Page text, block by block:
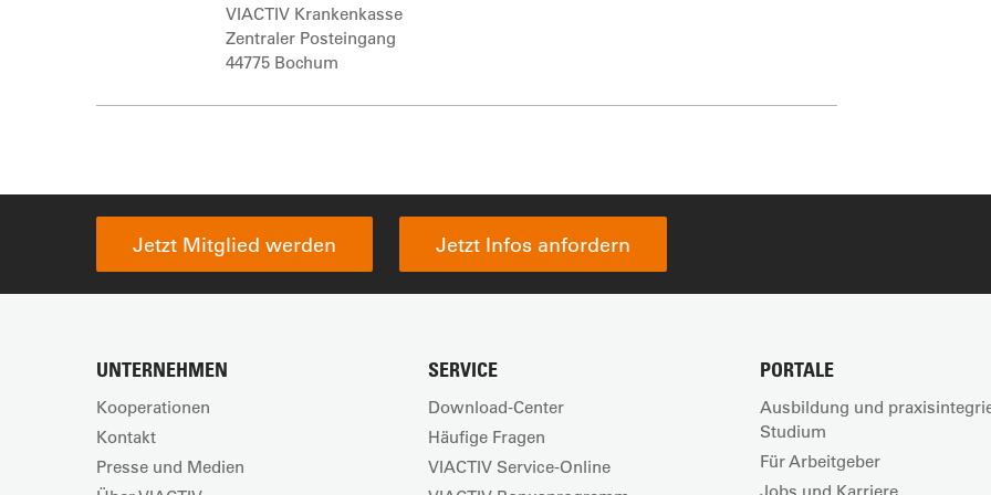
VIACTIV Krankenkasse
Zentraler Posteingang
44775 Bochum
Jetzt Mitglied werden Jetzt Infos anfordern
UNTERNEHMEN
Kooperationen
Kontakt
Presse und Medien
SERVICE
Download-Center
Häufige Fragen
VIACTIV Service-Online
PORTALE
Ausbildung und
Studium
Für Arbeitgeber
Jobs und Karriere